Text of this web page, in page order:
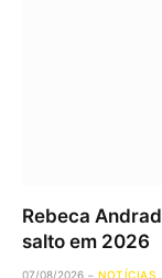
Rebeca
salto em 2026
07/08/2026 NOTÍCIAS